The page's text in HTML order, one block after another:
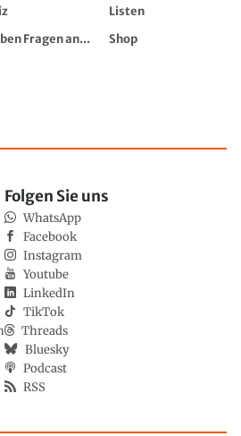
Listen
Fragen an...
Shop
Folgen Sie uns
WhatsApp
Facebook
Instagram
Youtube
LinkedIn
TikTok
Threads
Bluesky
Podcast
RSS